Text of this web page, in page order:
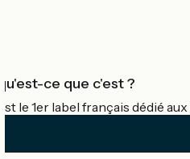
ce que c'est ?
le 1er label français dédié